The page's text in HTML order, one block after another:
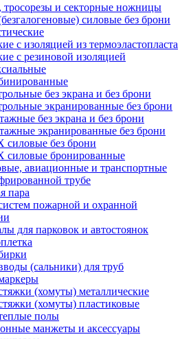
тросорезы и секторные ножницы
силовые без брони
с изоляцией из термоэластопласта
с резиновой изоляцией
без экрана и без брони
экранированные без брони
без экрана и без брони
экранированные без брони
без брони
бронированные
авиационные и транспортные
трубе
пара
пожарной и охранной
для парковок и автостоянок
(сальники) для труб
(хомуты) металлические
(хомуты) пластиковые
полы
манжеты и аксессуары